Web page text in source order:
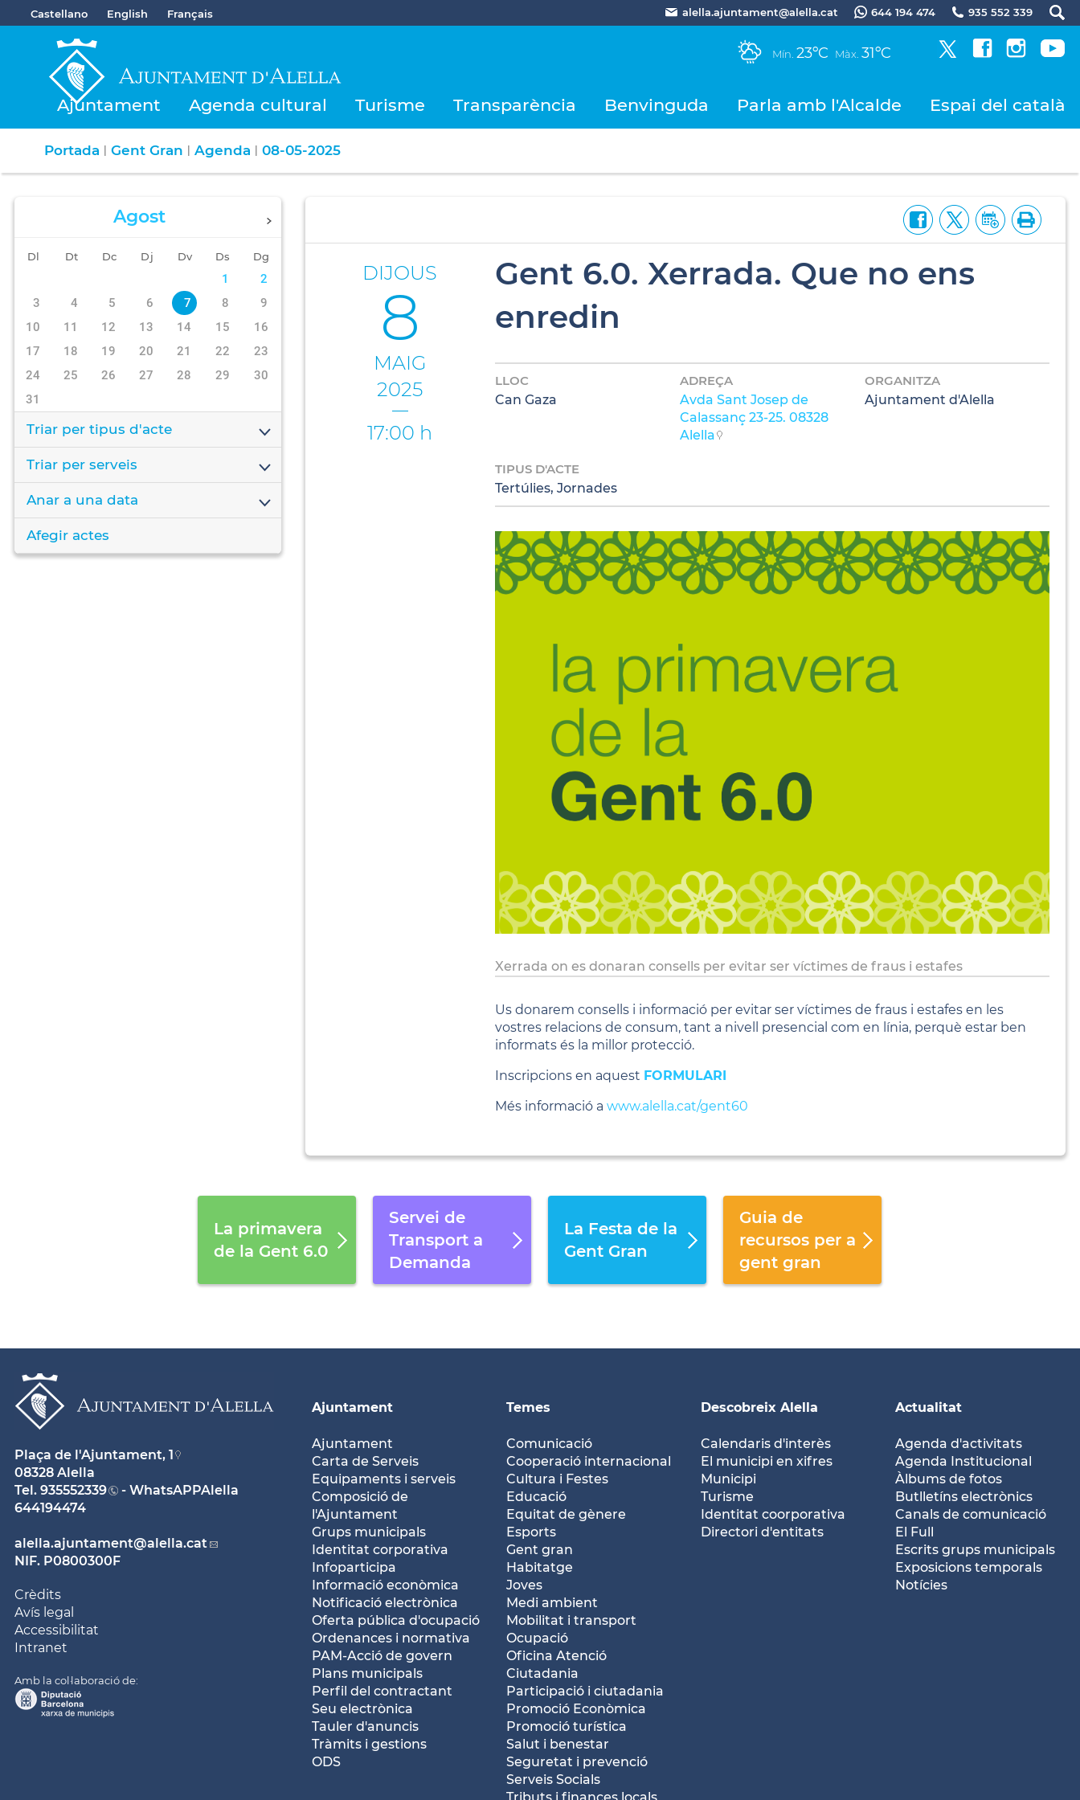
Castellano English Français alella.ajuntament@alella.cat 644 194 474 935 552 339
Mín. 23ºC Màx. 31ºC
Ajuntament Agenda cultural Turisme Transparència Benvinguda Parla amb l'Alcalde Espai del català
Portada | Gent Gran | Agenda | 08-05-2025
Agost
Dl Dt Dc Dj Dv Ds Dg
1
2
3
4 5 6 7 8
9
10
11 12 13 14 15
16
17
18 19 20 21 22
23
24
25 26 27 28 29
30
31
Triar per tipus d'acte
Triar per serveis
Anar a una data
Afegir actes
DIJOUS
8
MAIG
2025
17:00 h
Gent 6.0. Xerrada. Que no ens
enredin
LLOC
Can Gaza
ADREÇA
Avda Sant Josep de
Calassanç 23-25. 08328
Alella
ORGANITZA
Ajuntament d'Alella
TIPUS D'ACTE
Tertúlies, Jornades
Xerrada on es donaran consells per evitar ser víctimes de fraus i estafes
Us donarem consells i informació per evitar ser víctimes de fraus i estafes en les
vostres relacions de consum, tant a nivell presencial com en línia, perquè estar ben
informats és la millor protecció.
Inscripcions en aquest FORMULARI
Més informació awww.alella.cat/gent60
La primavera
de la Gent 6.0
Servei de
Transport a
Demanda
La Festa de la
Gent Gran
Guia de
recursos per a
gent gran
Ajuntament
Ajuntament
Carta de Serveis
Equipaments i serveis
Composició de
l'Ajuntament
Grups municipals
Identitat corporativa
Infoparticipa
Informació econòmica
Notificació electrònica
Oferta pública d'ocupació
Ordenances i normativa
PAM-Acció de govern
Plans municipals
Perfil del contractant
Seu electrònica
Tauler d'anuncis
Tràmits i gestions
ODS
Temes
Comunicació
Cooperació internacional
Cultura i Festes
Educació
Equitat de gènere
Esports
Gent gran
Habitatge
Joves
Medi ambient
Mobilitat i transport
Ocupació
Oficina Atenció
Ciutadania
Participació i ciutadania
Promoció Econòmica
Promoció turística
Salut i benestar
Seguretat i prevenció
Serveis Socials
Descobreix Alella
Calendaris d'interès
El municipi en xifres
Municipi
Turisme
Identitat coorporativa
Directori d'entitats
Actualitat
Agenda d'activitats
Agenda Institucional
Àlbums de fotos
Butlletíns electrònics
Canals de comunicació
El Full
Escrits grups municipals
Exposicions temporals
Notícies
Plaça de l'Ajuntament, 1
08328 Alella
Tel. 935552339
- WhatsAPPAlella
644194474
alella.ajuntament@alella.cat
NIF. P0800300F
Crèdits
Avís legal
Accessibilitat
Intranet
Amb la col·laboració de: